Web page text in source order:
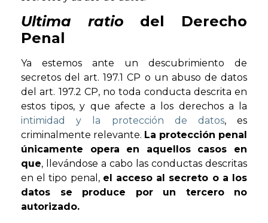
Ultima ratio del Derecho
Penal
Ya estemos ante un descubrimiento de
secretos del art. 197.1 CP o un abuso de datos
del art. 197.2 CP, no toda conducta descrita en
estos tipos, y que afecte a los derechos a la
intimidad y la protección de datos, es
criminalmente relevante. La protección penal
únicamente opera en aquellos casos en
que, llevándose a cabo las conductas descritas
en el tipo penal, el acceso al secreto o a los
datos se produce por un tercero no
autorizado.